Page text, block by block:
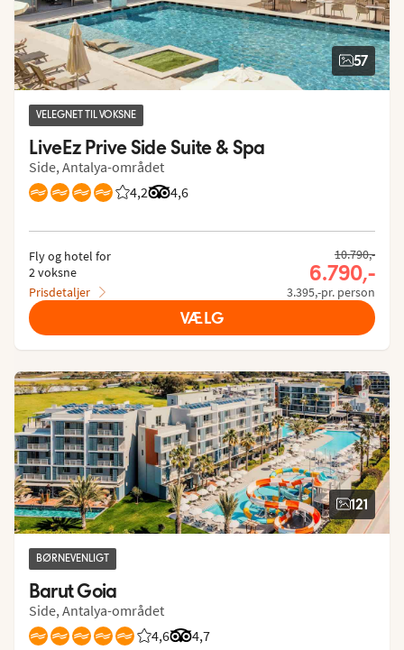
57
VELEGNET TIL VOKSNE
LiveEz Prive Side Suite & Spa
Side, Antalya-området
4,2
Bedømmelse fra Spies gæster: 4.17/5
4,6
Bedømmelse fra Tripadvisor: 4.6 of 5
Fly og hotel for
2 voksne
Prisdetaljer
10.790,-
6.790,-
3.395,-pr. person
VÆLG
121
BØRNEVENLIGT
Barut Goia
Side, Antalya-området
4,6
Bedømmelse fra Spies gæster: 4.63/5
4,7
Bedømmelse fra Tripadvisor: 4.7 of